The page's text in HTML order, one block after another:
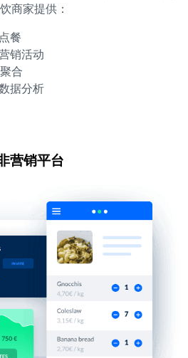
商家提供：
餐
销活动
合
据分析
营销平台